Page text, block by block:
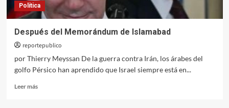
Política
Después del Memorándum de Islamabad
reportepublico
por Thierry Meyssan De la guerra contra Irán, los árabes del
golfo Pérsico han aprendido que Israel siempre está en...
Leer másLeer